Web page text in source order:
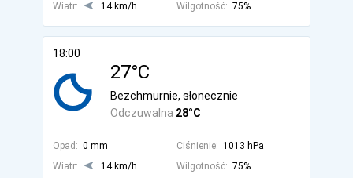
Wiatr:
14 km/h Wilgotność: 75%
18:00
27°C
Odczuwalna 28°C
Bezchmurnie, słonecznie
Opad: 0 mm Ciśnienie: 1013 hPa
Wiatr:
14 km/h Wilgotność: 75%